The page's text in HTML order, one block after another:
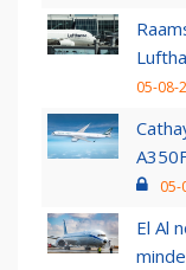
05-08-
05-
El Al